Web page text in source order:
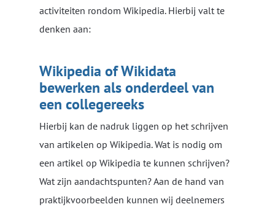
activiteiten rondom Wikipedia. Hierbij valt te
denken aan:
Wikipedia of Wikidata
bewerken als onderdeel van
een collegereeks
Hierbij kan de nadruk liggen op het schrijven
van artikelen op Wikipedia. Wat is nodig om
een artikel op Wikipedia te kunnen schrijven?
Wat zijn aandachtspunten? Aan de hand van
praktijkvoorbeelden kunnen wij deelnemers